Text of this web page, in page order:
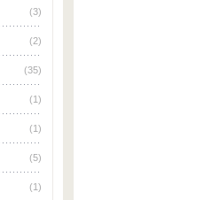
(3)
(2)
(35)
(1)
(1)
(5)
(1)